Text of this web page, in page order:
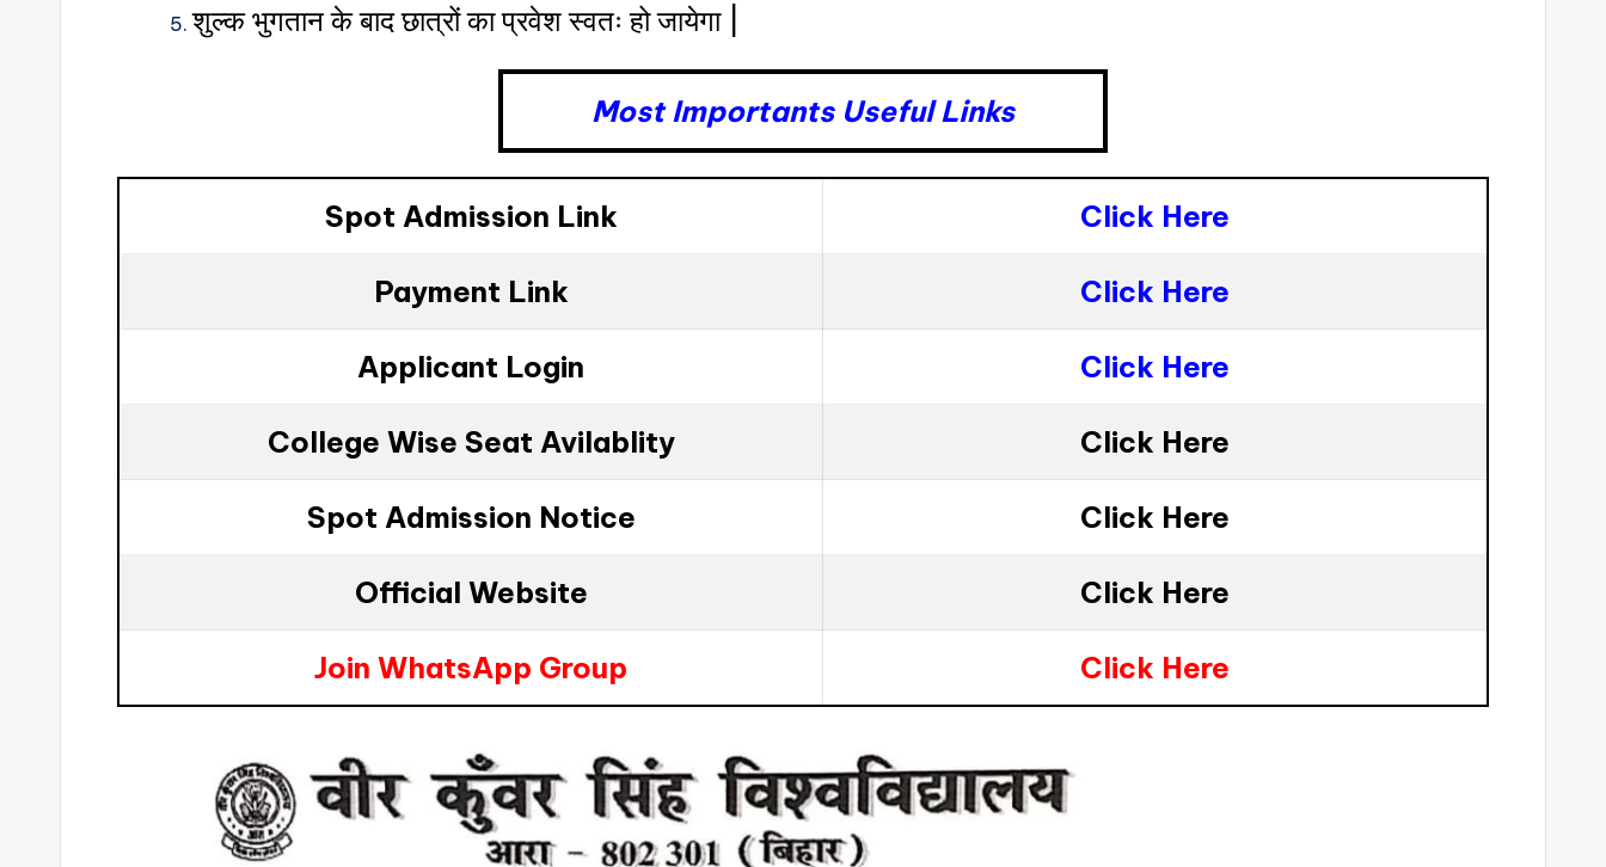
शुल्क भुगतान के बाद छात्रों का प्रवेश स्वतः हो जायेगा |
Most Importants Useful Links
Spot Admission Link Click Here
Payment Link Click Here
Applicant Login Click Here
College Wise Seat Avilablity Click Here
Spot Admission Notice Click Here
Official Website Click Here
Join WhatsApp Group Click Here